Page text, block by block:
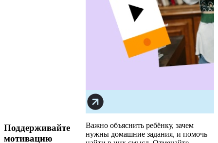
Поддерживайте
мотивацию
Важно объяснить ребёнку, зачем
нужны домашние задания, и помочь